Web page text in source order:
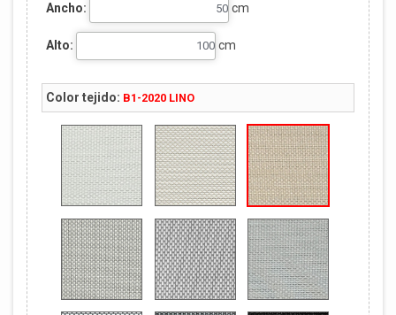
Ancho: cm
Alto: cm
Color tejido: B1-2020 LINO